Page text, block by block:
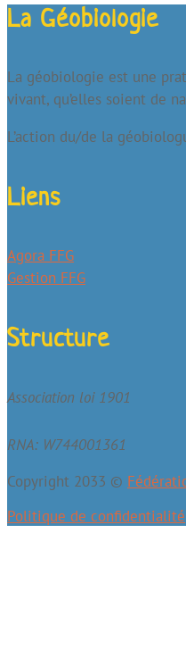
La Géobiologie
La géobiologie est une
vivant, qu’elles soient de
L’action du/de la
Liens
Agora FFG
Gestion FFG
Structure
Association loi 1901
RNA: W744001361
Copyright 2033 ©
Politique de confidentialité